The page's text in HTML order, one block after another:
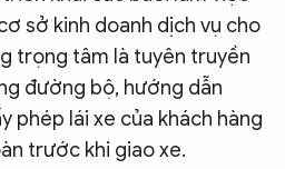
Ảnh
Văn nghệ Công an
sở kinh doanh dịch vụ cho
trọng tâm là tuyên truyền
đường bộ, hướng dẫn
phép lái xe của khách hàng
trước khi giao xe.